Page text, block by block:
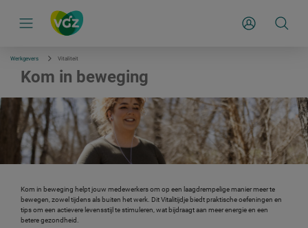
n
a
Mijn Zakelijk
Werkgevers Vitaliteit
Kom in beweging
Kom in beweging helpt jouw medewerkers om op een laagdrempelige manier meer te
bewegen, zowel tijdens als buiten het werk. Dit Vitalitijdje biedt praktische oefeningen en
tips om een actievere levensstijl te stimuleren, wat bijdraagt aan meer energie en een
betere gezondheid.